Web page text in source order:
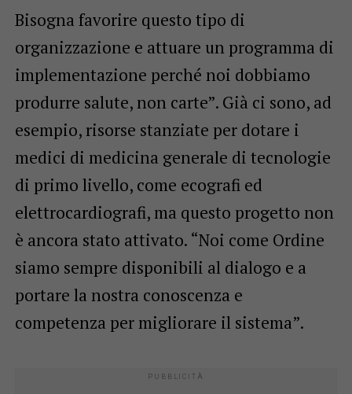
Bisogna favorire questo tipo di
organizzazione e attuare un programma di
implementazione perché noi dobbiamo
produrre salute, non carte”. Già ci sono, ad
esempio, risorse stanziate per dotare i
medici di medicina generale di tecnologie
di primo livello, come ecografi ed
elettrocardiografi, ma questo progetto non
è ancora stato attivato. “Noi come Ordine
siamo sempre disponibili al dialogo e a
portare la nostra conoscenza e
competenza per migliorare il sistema”.